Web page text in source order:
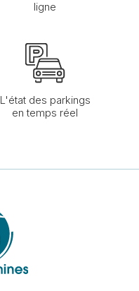
ligne
L'état des parkings
en temps réel